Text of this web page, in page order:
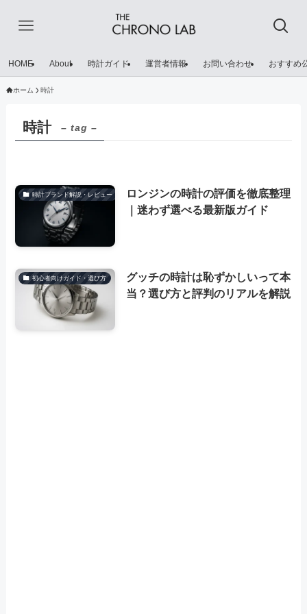
HOME About 時計ガイド 運営者情報 お問い合わせ おすすめ
ホーム 時計
時計 – tag –
時計ブランド解説・レビュー
ロンジンの時計の評価を徹底整理
｜迷わず選べる最新版ガイド
初心者向けガイド・選び方
グッチの時計は恥ずかしいって本
当？選び方と評判のリアルを解説